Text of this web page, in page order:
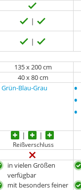
135 x 200 cm
40 x 80 cm
Grün-Blau-Grau •
•
•
Reißverschluss
in vielen Größen
verfügbar
mit besonders feiner